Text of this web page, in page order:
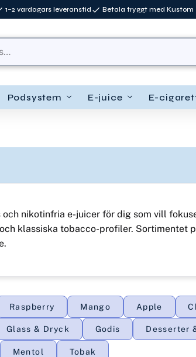
1–2 vardagars leveranstid Betala tryggt med Kustom
Podsystem E-juice E-
nikotinfria e-juicer för dig som vill
klassiska tobacco-profiler. Sortimentet
Raspberry Mango Apple
Glass & Dryck Godis Desserter
Mentol Tobak